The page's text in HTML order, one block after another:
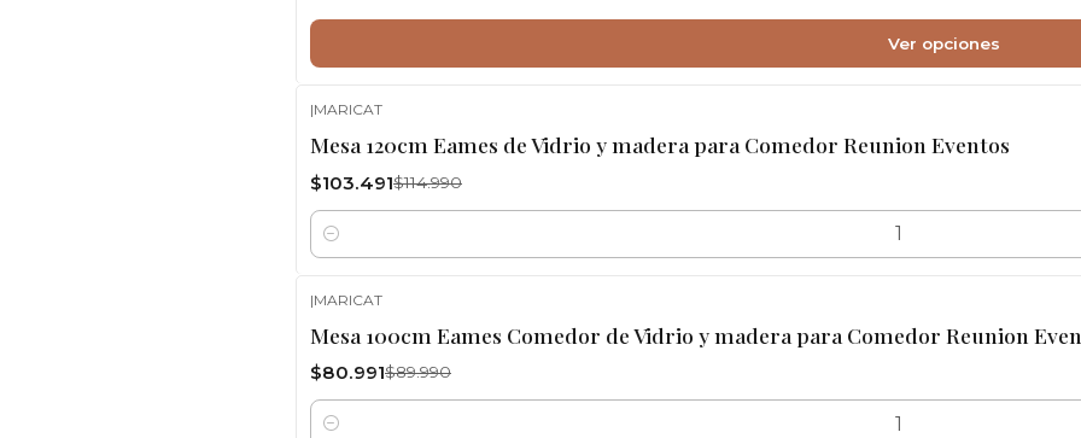
Ver opciones
|MARICAT
Mesa 120cm Eames de Vidrio y madera para Comedor Reunion Eventos
$103.491$114.990
Cantidad
|MARICAT
Mesa 100cm Eames Comedor de Vidrio y madera para Comedor Reunion
$80.991$89.990